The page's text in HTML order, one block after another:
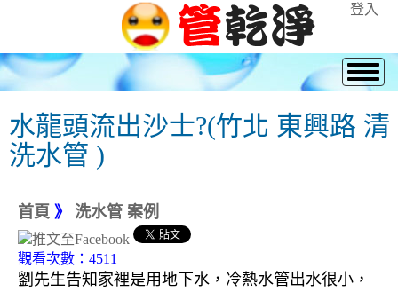
登入
水龍頭流出沙士?(竹北 東興路 清
洗水管 )
首頁 》 洗水管 案例
觀看次數：4511
劉先生告知家裡是用地下水，冷熱水管出水很小，